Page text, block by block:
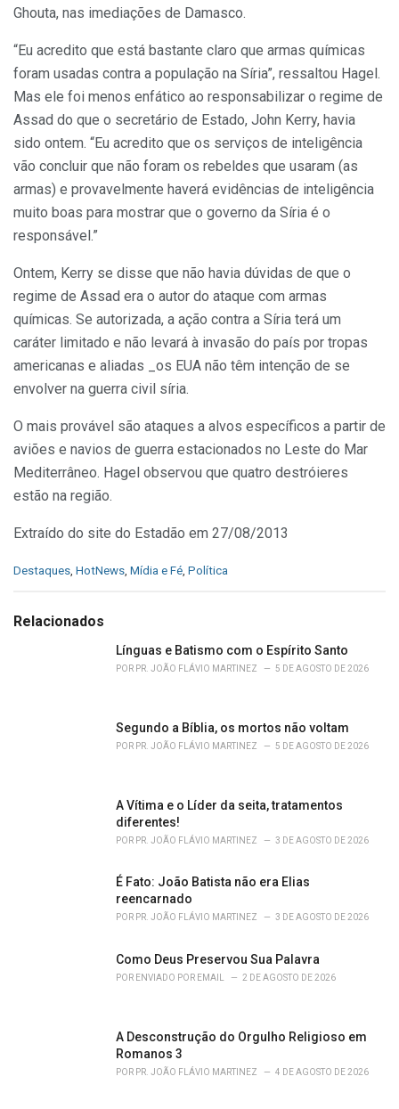
Ghouta, nas imediações de Damasco.
“Eu acredito que está bastante claro que armas químicas
foram usadas contra a população na Síria”, ressaltou Hagel.
Mas ele foi menos enfático ao responsabilizar o regime de
Assad do que o secretário de Estado, John Kerry, havia
sido ontem. “Eu acredito que os serviços de inteligência
vão concluir que não foram os rebeldes que usaram (as
armas) e provavelmente haverá evidências de inteligência
muito boas para mostrar que o governo da Síria é o
responsável.”
Ontem, Kerry se disse que não havia dúvidas de que o
regime de Assad era o autor do ataque com armas
químicas. Se autorizada, a ação contra a Síria terá um
caráter limitado e não levará à invasão do país por tropas
americanas e aliadas _os EUA não têm intenção de se
envolver na guerra civil síria.
O mais provável são ataques a alvos específicos a partir de
aviões e navios de guerra estacionados no Leste do Mar
Mediterrâneo. Hagel observou que quatro destróieres
estão na região.
Extraído do site do Estadão em 27/08/2013
C
e
Destaques, HotNews, Mídia e Fé, Política
Relacionados
Línguas e Batismo com o Espírito Santo
POR PR. JOÃO FLÁVIO MARTINEZ 5 DE AGOSTO DE 2026
Segundo a Bíblia, os mortos não voltam
POR PR. JOÃO FLÁVIO MARTINEZ 5 DE AGOSTO DE 2026
A Vítima e o Líder da seita, tratamentos
diferentes!
POR PR. JOÃO FLÁVIO MARTINEZ 3 DE AGOSTO DE 2026
É Fato: João Batista não era Elias
reencarnado
POR PR. JOÃO FLÁVIO MARTINEZ 3 DE AGOSTO DE 2026
Como Deus Preservou Sua Palavra
POR ENVIADO POR EMAIL 2 DE AGOSTO DE 2026
A Desconstrução do Orgulho Religioso em
Romanos 3
POR PR. JOÃO FLÁVIO MARTINEZ 4 DE AGOSTO DE 2026